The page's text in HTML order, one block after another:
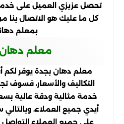
تحصل عزيزي العميل على
كل ما عليك هو الاتصال بنا
بمعلم
معلم
معلم دهان بجدة يوفر لكم
التكاليف والأسعار، فسوف
خدمة مثالية ودقة عالية
أيدي جميع العملاء،
على جميع العملاء